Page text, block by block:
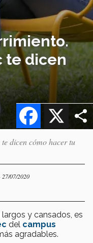
te dicen
X
Facebook
dicen cómo hacer tu
27/07/2020
y cansados, es
del campus
agradables.